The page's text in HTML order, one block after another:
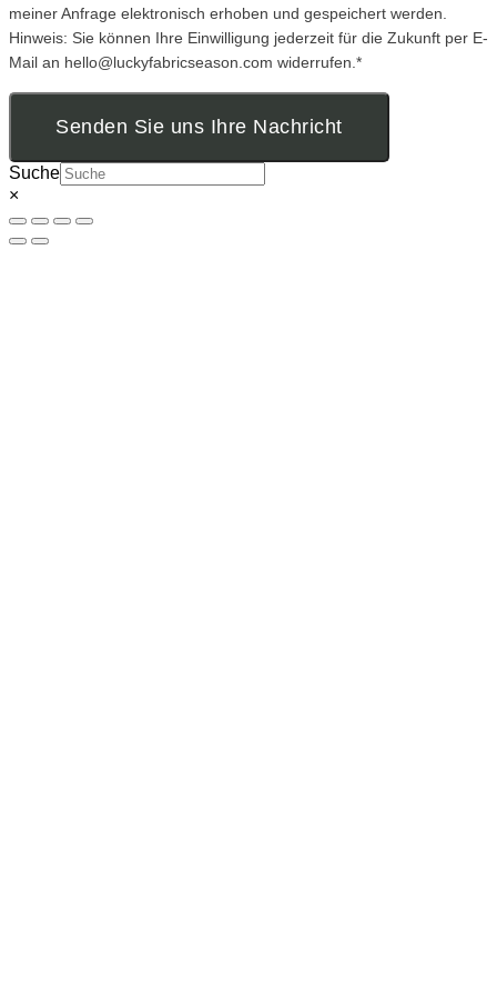
meiner Anfrage elektronisch erhoben und gespeichert werden.
Hinweis: Sie können Ihre Einwilligung jederzeit für die Zukunft per E-
Mail an hello@luckyfabricseason.com widerrufen.*
Senden Sie uns Ihre Nachricht
Suche
×